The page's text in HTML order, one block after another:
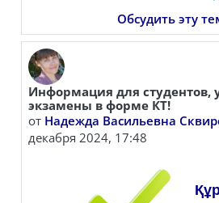
Обсудить эту
Информация для студентов,
экзамены в форме КТ!
от Надежда Васильевна
декабря 2024, 17:48